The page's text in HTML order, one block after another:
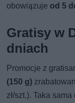
obowiązuje od 5
Gratisy w
dniach
Promocje z
(150 g)
zł/szt.). Taka